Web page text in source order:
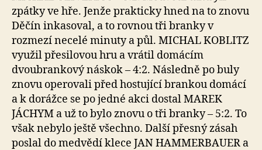
zpátky ve hře. Jenže prakticky hned na to znovu
Děčín inkasoval, a to rovnou tři branky v
rozmezí necelé minuty a půl. MICHAL KOBLITZ
využil přesilovou hru a vrátil domácím
dvoubrankový náskok – 4:2. Následně po buly
znovu operovali před hostující brankou domácí
a k dorážce se po jedné akci dostal MAREK
JÁCHYM a už to bylo znovu o tři branky – 5:2. To
však nebylo ještě všechno. Další přesný zásah
poslal do medvědí klece JAN HAMMERBAUER a